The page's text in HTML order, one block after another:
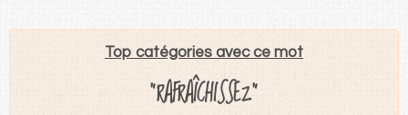
Top catégories avec ce mot
"RAFRAÎCHISSEZ"